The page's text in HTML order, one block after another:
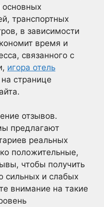
транспортных
в зависимости
время и
связанного с
игора отель
странице
отзывов.
предлагают
реальных
положительные,
чтобы получить
сильных и слабых
внимание на такие